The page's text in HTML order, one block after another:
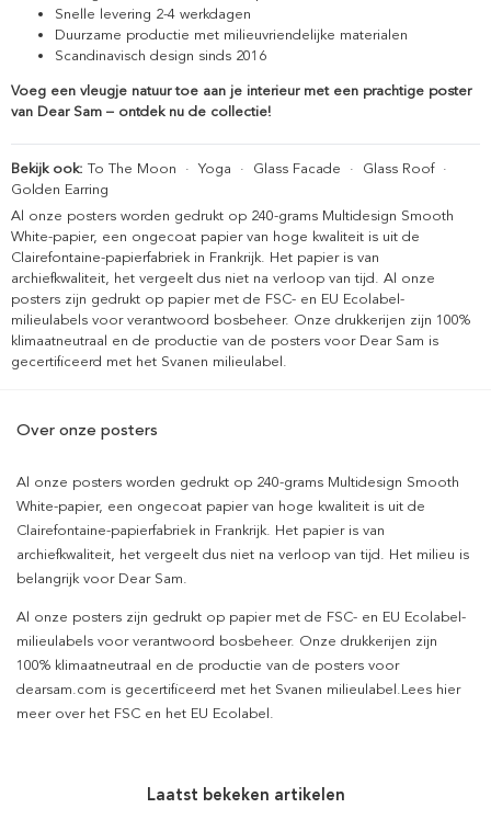
Snelle levering 2-4 werkdagen
Duurzame productie met milieuvriendelijke materialen
Scandinavisch design sinds 2016
Voeg een vleugje natuur toe aan je interieur met een prachtige poster
van Dear Sam – ontdek nu de collectie!
Bekijk ook: To The Moon ·Yoga · Glass Facade · Glass Roof·
Golden Earring
Al onze posters worden gedrukt op 240-grams Multidesign Smooth
White-papier, een ongecoat papier van hoge kwaliteit is uit de
Clairefontaine-papierfabriek in Frankrijk. Het papier is van
archiefkwaliteit, het vergeelt dus niet na verloop van tijd. Al onze
posters zijn gedrukt op papier met de FSC- en EU Ecolabel-
milieulabels voor verantwoord bosbeheer. Onze drukkerijen zijn 100%
klimaatneutraal en de productie van de posters voor Dear Sam is
gecertificeerd met het Svanen milieulabel.
Over onze posters
Al onze posters worden gedrukt op 240-grams Multidesign Smooth
White-papier, een ongecoat papier van hoge kwaliteit is uit de
Clairefontaine-papierfabriek in Frankrijk. Het papier is van
archiefkwaliteit, het vergeelt dus niet na verloop van tijd. Het milieu is
belangrijk voor Dear Sam.
Al onze posters zijn gedrukt op papier met de FSC- en EU Ecolabel-
milieulabels voor verantwoord bosbeheer. Onze drukkerijen zijn
100% klimaatneutraal en de productie van de posters voor
dearsam.com is gecertificeerd met het Svanen milieulabel.Lees hier
meer over het FSC en het EU Ecolabel.
Laatst bekeken artikelen